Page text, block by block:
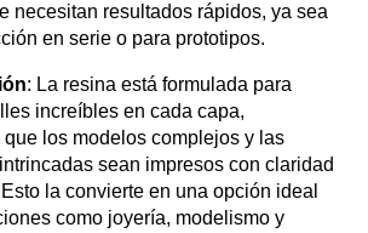
necesitan resultados rápidos, ya sea
en serie o para prototipos.
: La resina está formulada para
increíbles en cada capa,
que los modelos complejos y las
sean impresos con claridad
la convierte en una opción ideal
como joyería, modelismo y